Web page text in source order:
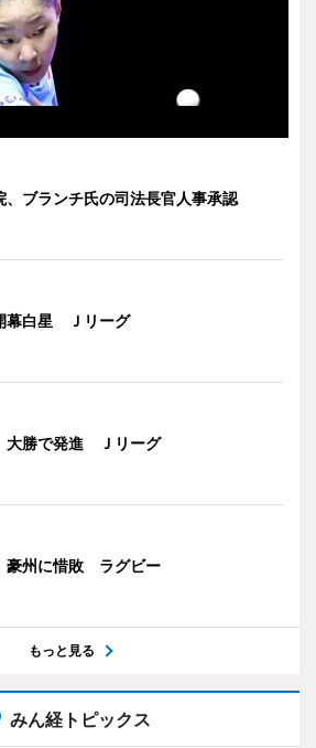
、ブランチ氏の司法長官人事承認
幕白星 Ｊリーグ
大勝で発進 Ｊリーグ
豪州に惜敗 ラグビー
もっと見る
みん経トピックス